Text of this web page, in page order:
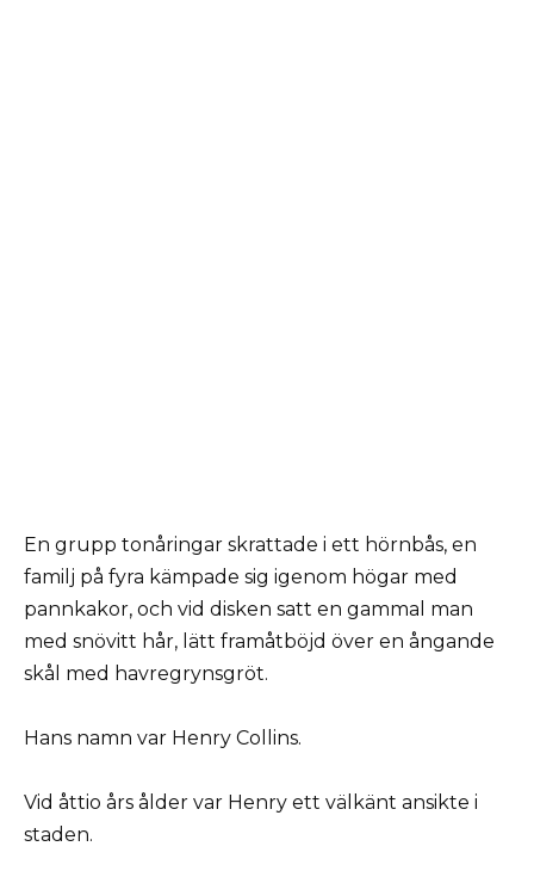
En grupp tonåringar skrattade i ett hörnbås, en
familj på fyra kämpade sig igenom högar med
pannkakor, och vid disken satt en gammal man
med snövitt hår, lätt framåtböjd över en ångande
skål med havregrynsgröt.
Hans namn var Henry Collins.
Vid åttio års ålder var Henry ett välkänt ansikte i
staden.